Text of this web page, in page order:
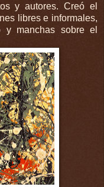
y autores. Creó el
libres e informales,
y manchas sobre el